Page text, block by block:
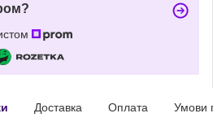
Доставка Оплата Умови